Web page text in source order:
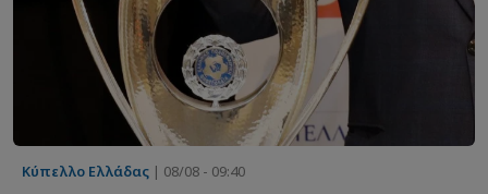
Κύπελλο Ελλάδας | 08/08 - 09:40